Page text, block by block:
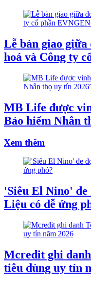
Lễ bàn giao giữa
hoá và Công ty
MB Life được
Bảo hiểm Nhân
Xem thêm
'Siêu El Nino' đe
Liệu có dễ ứng
Mcredit ghi
tiêu dùng uy tín